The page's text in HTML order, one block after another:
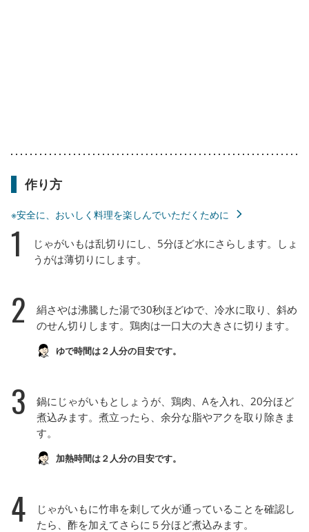
作り方
※安全に、おいしく料理を楽しんでいただくために
1
じゃがいもは乱切りにし、5分ほど水にさらします。しょ
うがは薄切りにします。
2
絹さやは沸騰した湯で30秒ほどゆで、冷水に取り、斜め
のせん切りします。鶏肉は一口大の大きさに切ります。
ゆで時間は２人分の目安です。
3
鍋にじゃがいもとしょうが、鶏肉、Aを入れ、20分ほど
煮込みます。煮立ったら、余分な脂やアクを取り除きま
す。
加熱時間は２人分の目安です。
4
じゃがいもに竹串を刺して火が通っていることを確認し
たら、酢を加えてさらに５分ほど煮込みます。